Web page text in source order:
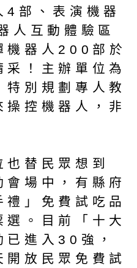
4部、表演機器
人互動體驗區
機器人200部於
！主辦單位為
別規劃專人教
操控機器人，非
替民眾想到
會場中，有縣府
禮」免費試吃品
選。目前「十大
已進入30強，
放民眾免費試